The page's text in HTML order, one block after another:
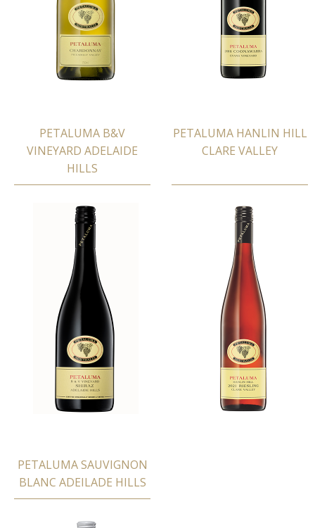
PETALUMA B&V
VINEYARD ADELAIDE
HILLS
PETALUMA HANLIN HILL
CLARE VALLEY
PETALUMA SAUVIGNON
BLANC ADEILADE HILLS